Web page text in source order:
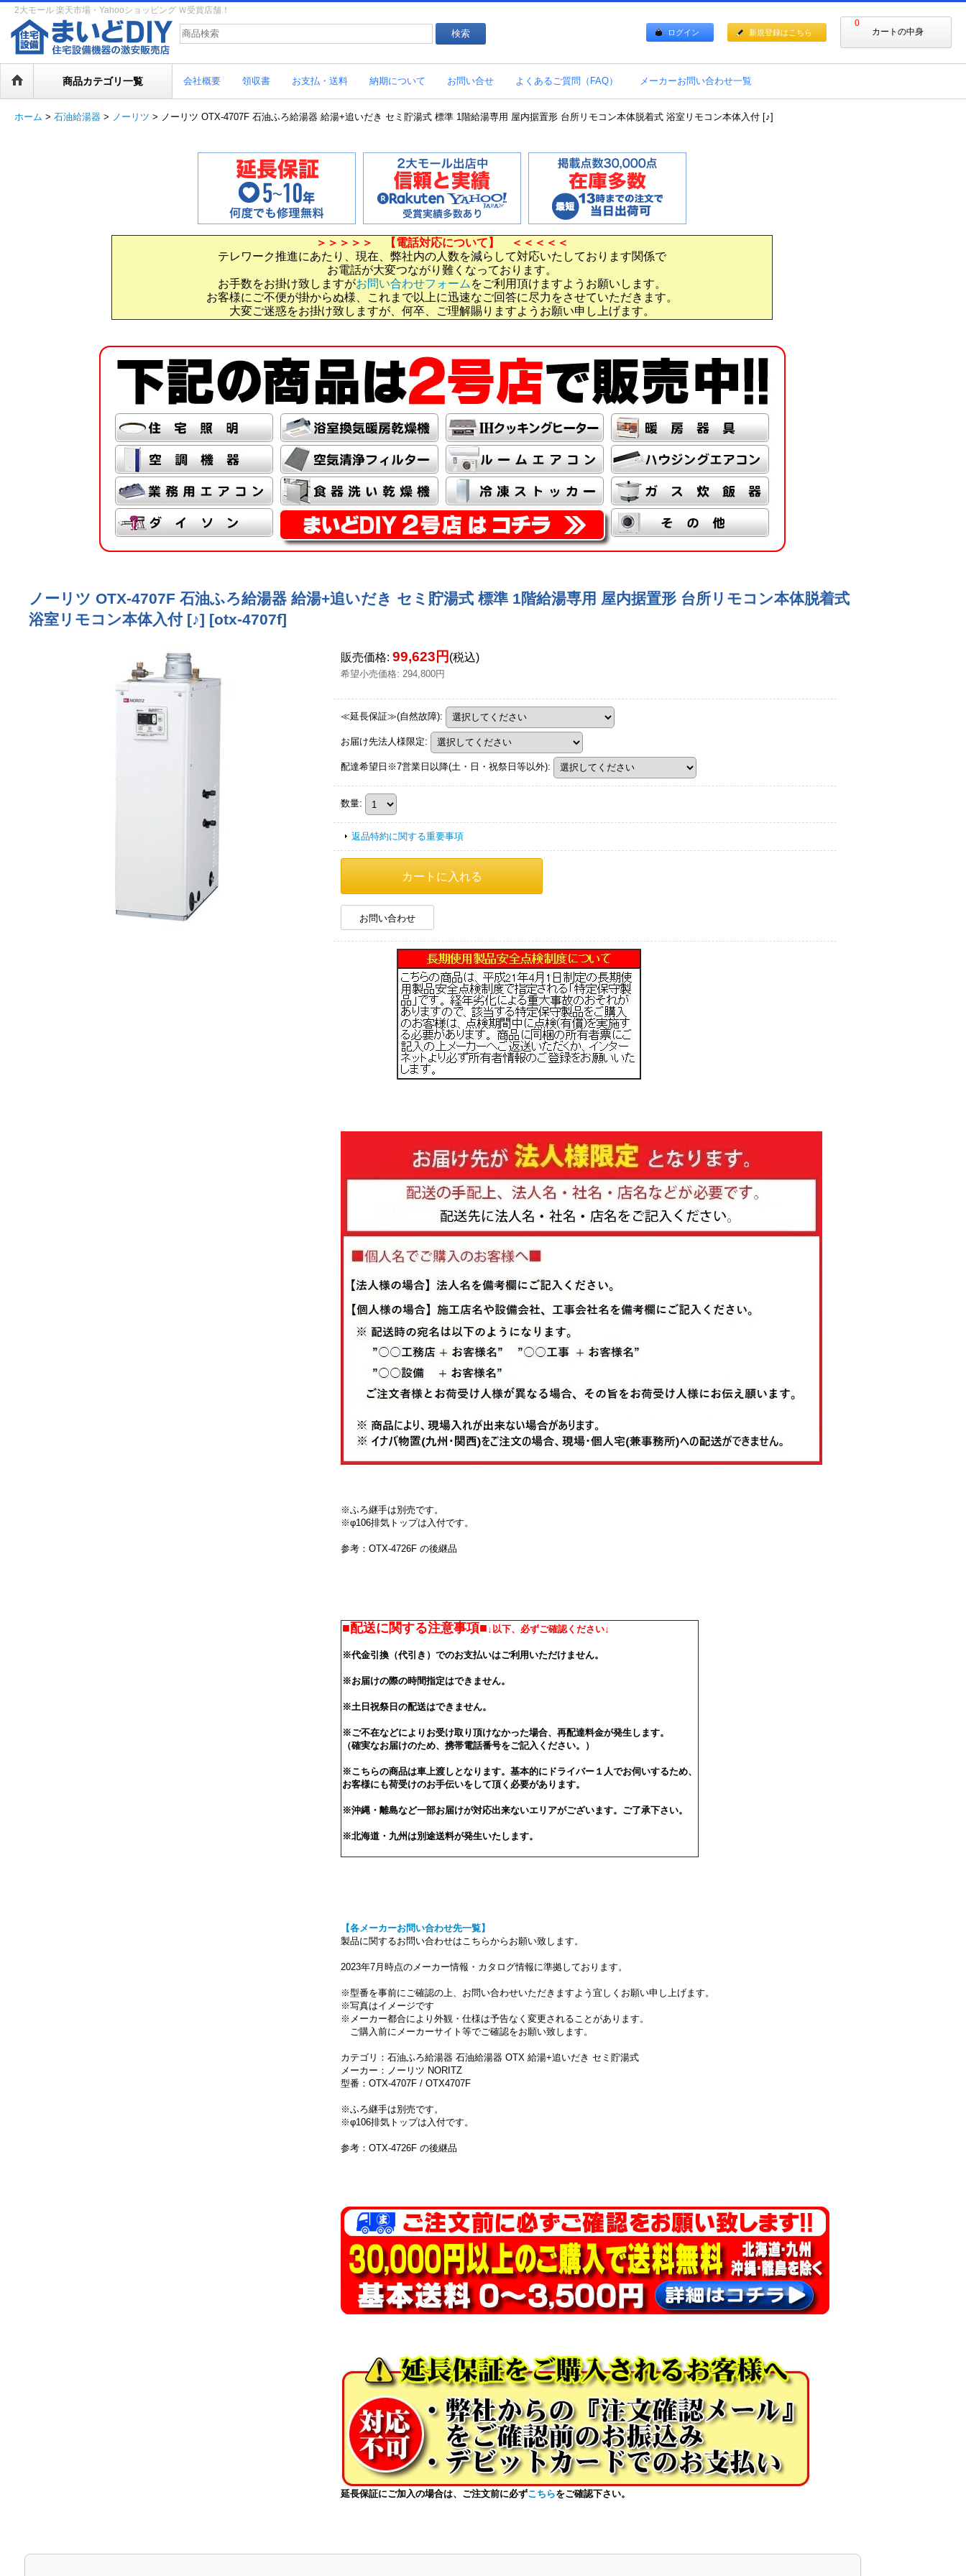
2大モール 楽天市場・Yahooショッピング Ｗ受賞店舗！
0
カートの中身
ログイン 新規登録はこちら
商品カテゴリ一覧 会社概要 領収書 お支払・送料 納期について お問い合せ よくあるご質問（FAQ） メーカーお問い合わせ一覧
ホーム > 石油給湯器 > ノーリツ > ノーリツ OTX-4707F 石油ふろ給湯器 給湯+追いだき セミ貯湯式 標準 1階給湯専用 屋内据置形 台所リモコン本体脱着式 浴室リモコン本体入付 [♪]
＞＞＞＞＞ 【電話対応について】 ＜＜＜＜＜
テレワーク推進にあたり、現在、弊社内の人数を減らして対応いたしております関係で
お電話が大変つながり難くなっております。
お手数をお掛け致しますがお問い合わせフォーム をご利用頂けますようお願いします。
お客様にご不便が掛からぬ様、これまで以上に迅速なご回答に尽力をさせていただきます。
大変ご迷惑をお掛け致しますが、何卒、ご理解賜りますようお願い申し上げます。
ノーリツ OTX-4707F 石油ふろ給湯器 給湯+追いだき セミ貯湯式 標準 1階給湯専用 屋内据置形 台所リモコン本体脱着式
浴室リモコン本体入付 [♪] [otx-4707f]
販売価格: 99,623円 (税込)
希望小売価格: 294,800円
≪延長保証≫(自然故障):
お届け先法人様限定:
配達希望日※7営業日以降(土・日・祝祭日等以外):
数量:
返品特約に関する重要事項
お問い合わせ
※ふろ継手は別売です。
※φ106排気トップは入付です。
参考：OTX-4726F の後継品
■配送に関する注意事項■↓以下、必ずご確認ください↓
※代金引換（代引き）でのお支払いはご利用いただけません。
※お届けの際の時間指定はできません。
※土日祝祭日の配送はできません。
※ご不在などによりお受け取り頂けなかった場合、再配達料金が発生します。
（確実なお届けのため、携帯電話番号をご記入ください。）
※こちらの商品は車上渡しとなります。基本的にドライバー１人でお伺いするため、
お客様にも荷受けのお手伝いをして頂く必要があります。
※沖縄・離島など一部お届けが対応出来ないエリアがございます。ご了承下さい。
※北海道・九州は別途送料が発生いたします。
【各メーカーお問い合わせ先一覧】
製品に関するお問い合わせはこちらからお願い致します。
2023年7月時点のメーカー情報・カタログ情報に準拠しております。
※型番を事前にご確認の上、お問い合わせいただきますよう宜しくお願い申し上げます。
※写真はイメージです
※メーカー都合により外観・仕様は予告なく変更されることがあります。
ご購入前にメーカーサイト等でご確認をお願い致します。
カテゴリ：石油ふろ給湯器 石油給湯器 OTX 給湯+追いだき セミ貯湯式
メーカー：ノーリツ NORITZ
型番：OTX-4707F / OTX4707F
※ふろ継手は別売です。
※φ106排気トップは入付です。
参考：OTX-4726F の後継品
延長保証にご加入の場合は、ご注文前に必ずこちらをご確認下さい。